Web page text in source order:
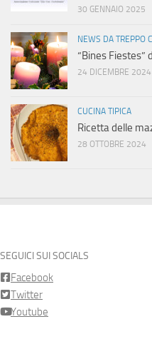
30 GENNAIO 2025
NEWS DA TREPPO
“Bines Fiestes”
24 DICEMBRE 2024
CUCINA TIPICA
Ricetta delle
28 OTTOBRE 2024
SEGUICI SUI SOCIALS
Facebook
Twitter
Youtube